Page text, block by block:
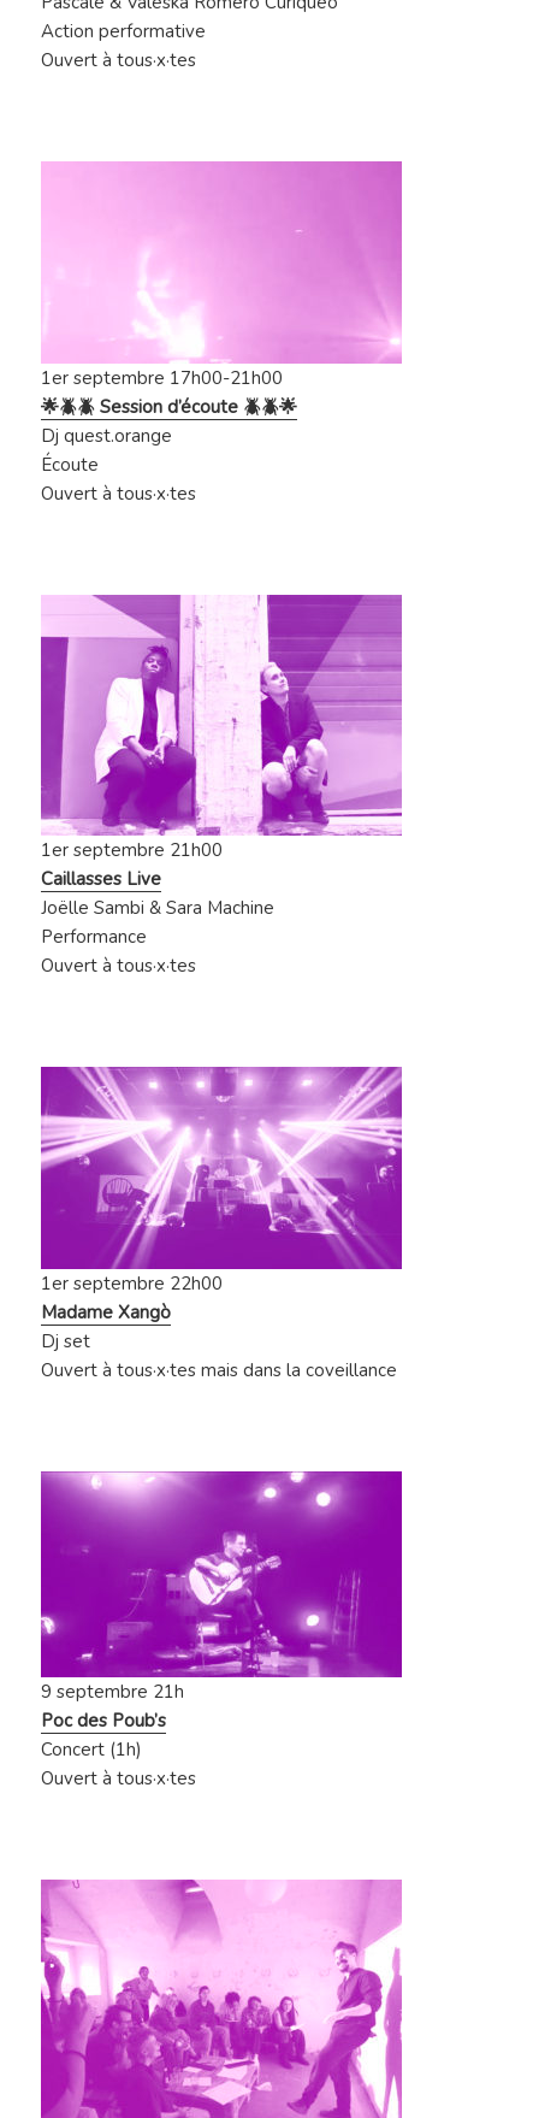
Action performative
Ouvert à tous·x·tes
1er septembre 17h00-21h00
🌟🪲🪲 Session d’écoute 🪲🪲🌟
Dj quest.orange
Écoute
Ouvert à tous·x·tes
1er septembre 21h00
Caillasses Live
Joëlle Sambi & Sara Machine
Performance
Ouvert à tous·x·tes
1er septembre 22h00
Madame Xangò
Dj set
Ouvert à tous·x·tes mais dans la coveillance
9septembre 21h
Poc des Poub’s
Concert (1h)
Ouvert à tous·x·tes